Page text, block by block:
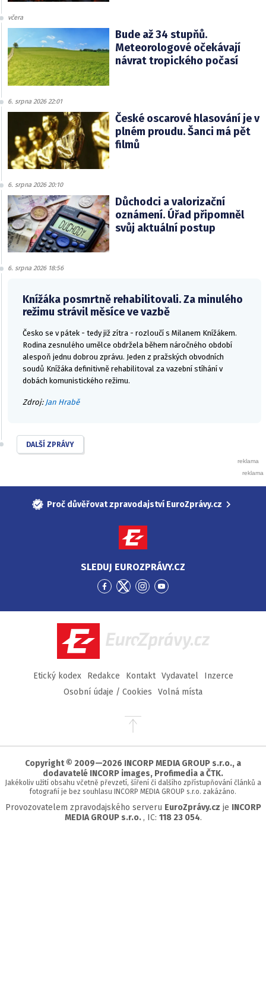
včera
Bude až 34 stupňů.
Meteorologové očekávají
návrat tropického počasí
6. srpna 2026 22:01
České oscarové hlasování je v
plném proudu. Šanci má pět
filmů
6. srpna 2026 20:10
Důchodci a valorizační
oznámení. Úřad připomněl
svůj aktuální postup
6. srpna 2026 18:56
Knížáka posmrtně rehabilitovali. Za minulého
režimu strávil měsíce ve vazbě
Česko se v pátek - tedy již zítra - rozloučí s Milanem Knížákem.
Rodina zesnulého umělce obdržela během náročného období
alespoň jednu dobrou zprávu. Jeden z pražských obvodních
soudů Knížáka definitivně rehabilitoval za vazební stíhání v
dobách komunistického režimu.
Zdroj: Jan Hrabě
DALŠÍ ZPRÁVY
Proč důvěřovat zpravodajství EuroZprávy.cz
SLEDUJ EUROZPRÁVY.CZ
Přejít
Facebook
Přejít
Twitter
Přejít
Instagram
Přejít
YouTube
EuroZprávy.cz
Etický kodex Redakce Kontakt Vydavatel
Inzerce
Osobní údaje / Cookies
Volná místa
Přejít
stránky
Copyright © 2009—2026 INCORP MEDIA GROUP s.r.o., a
dodavatelé INCORP images, Profimedia a ČTK.
Jakékoliv užití obsahu včetně převzetí, šíření či dalšího zpřístupňování článků a
fotografií je bez souhlasu INCORP MEDIA GROUP s.r.o. zakázáno.
Provozovatelem zpravodajského serveru EuroZprávy.cz je INCORP
MEDIA GROUP s.r.o. , IC: 118 23 054.